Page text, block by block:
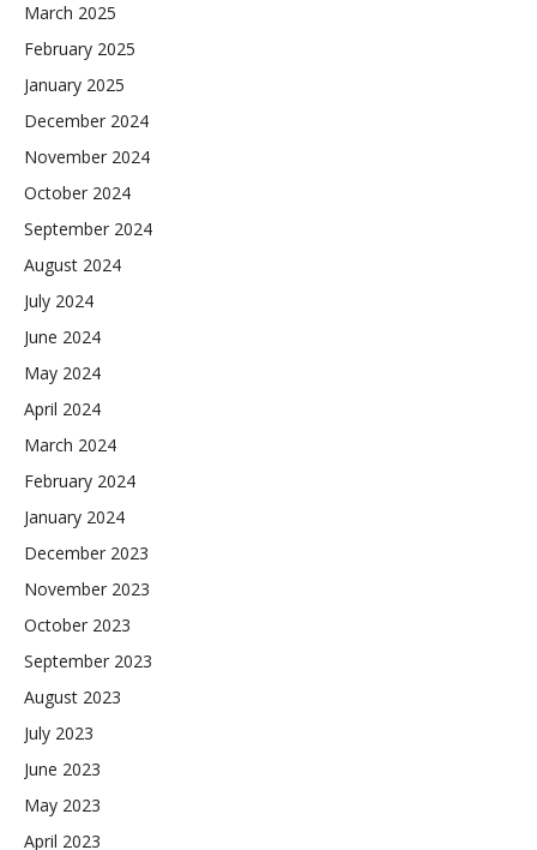
March 2025
February 2025
January 2025
December 2024
November 2024
October 2024
September 2024
August 2024
July 2024
June 2024
May 2024
April 2024
March 2024
February 2024
January 2024
December 2023
November 2023
October 2023
September 2023
August 2023
July 2023
June 2023
May 2023
April 2023